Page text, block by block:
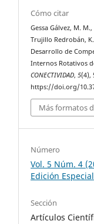
Cómo citar
Gessa Gálvez, M.
Trujillo Redrobán, K.
Desarrollo de
Internos Rotativos
CONECTIVIDAD,5(4),
https://doi.org/
Más formatos
Número
Vol. 5 Núm. 4
Edición Especial
Sección
Artículos